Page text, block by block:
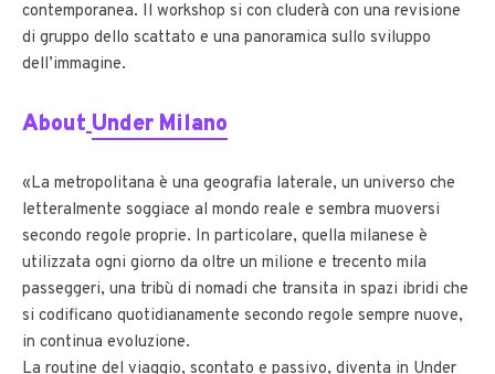
contemporanea. Il workshop si con cluderà con una revisione
di gruppo dello scattato e una panoramica sullo sviluppo
dell’immagine.
About Under Milano
«La metropolitana è una geografia laterale, un universo che
letteralmente soggiace al mondo reale e sembra muoversi
secondo regole proprie. In particolare, quella milanese è
utilizzata ogni giorno da oltre un milione e trecento mila
passeggeri, una tribù di nomadi che transita in spazi ibridi che
si codificano quotidianamente secondo regole sempre nuove,
in continua evoluzione.
La routine del viaggio, scontato e passivo, diventa in Under